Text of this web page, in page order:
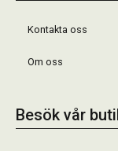
Kontakta oss
Om oss
Besök vår